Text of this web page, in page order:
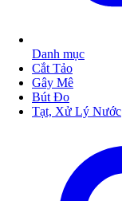
Danh mục
Cắt Tảo
Gây Mê
Bút Đo
Tạt, Xử Lý Nước